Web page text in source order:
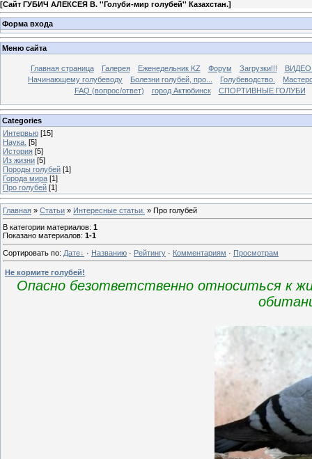
[Сайт ГУБИЧ АЛЕКСЕЯ В. ''Голуби-мир голубей'' Казахстан.]
Форма входа
Меню сайта
Главная страница Галерея Еженедельник KZ Форум Загрузки!!!
Начинающему голубеводу
Болезни голубей, про... Голубеводство.
FAQ (вопрос/ответ)
город Актюбинск СПОРТИВНЫЕ ГОЛУБИ
Categories
Интервью [15]
Наука. [5]
История [5]
Из жизни [5]
Породы голубей [1]
Города мира [1]
Про голубей [1]
Главная » Статьи » Интересные статьи. » Про голубей
В категории материалов: 1
Показано материалов: 1-1
Сортировать по: Дате · Названию · Рейтингу · Комментариям · Просмотрам
Не кормите голубей!
Опасно безответственно относиться к